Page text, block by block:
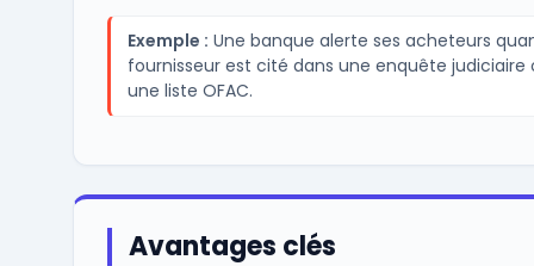
Exemple : Une banque alerte ses acheteurs
fournisseur est cité dans une enquête judiciaire
une liste OFAC.
Avantages clés